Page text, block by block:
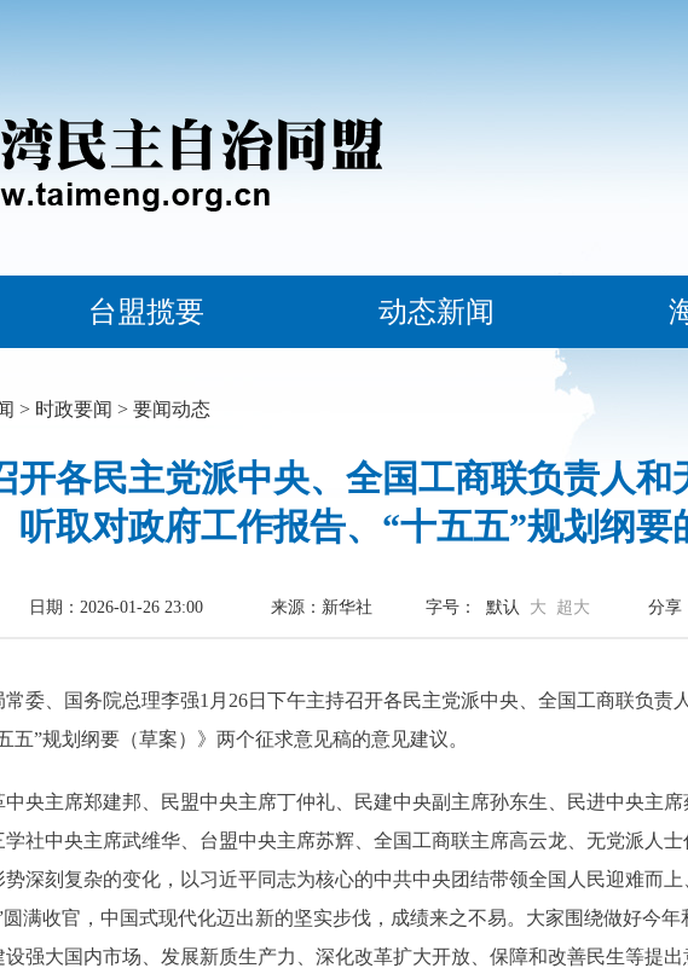
台盟揽要 动态新闻
> 时政要闻 > 要闻动态
开各民主党派中央、全国工商联负责人
听取对政府工作报告、“十五五”规划纲要
日期：2026-01-26 23:00 来源：新华社 字号： 默认 大 超大 分享
常委、国务院总理李强1月26日下午主持召开各民主党派中央、全国工商联负责
五”规划纲要（草案）》两个征求意见稿的意见建议。
中央主席郑建邦、民盟中央主席丁仲礼、民建中央副主席孙东生、民进中央主
社中央主席武维华、台盟中央主席苏辉、全国工商联主席高云龙、无党派人
深刻复杂的变化，以习近平同志为核心的中共中央团结带领全国人民迎难而
满收官，中国式现代化迈出新的坚实步伐，成绩来之不易。大家围绕做好今年
强大国内市场、发展新质生产力、深化改革扩大开放、保障和改善民生等提出